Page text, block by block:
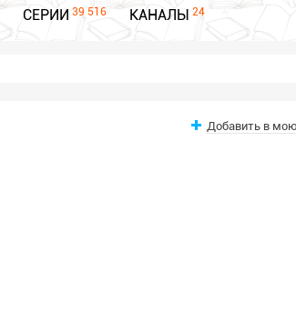
СЕРИИ 39 516 КАНАЛЫ 24
Добавить в